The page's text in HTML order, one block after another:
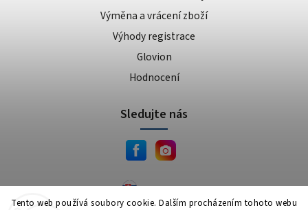
Tento web používá soubory cookie. Dalším procházením tohoto webu
Výměna a vrácení zboží
Výhody registrace
Glovion
Hodnocení
Sledujte nás
JEMA.sk